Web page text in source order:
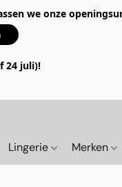
we onze
24 juli)!
Lingerie Merken